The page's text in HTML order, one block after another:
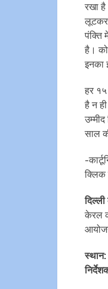
रखा
लूटकर
पंक्ति
है।
इनका
हर
है न
साल
-
केरल
स्थान: